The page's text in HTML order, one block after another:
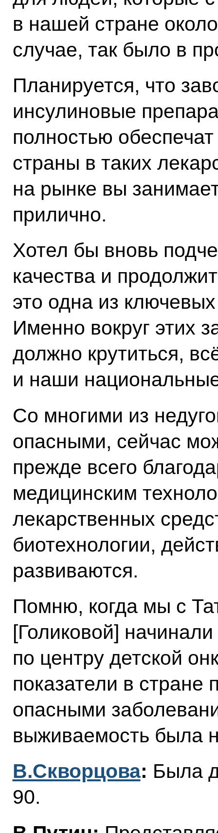
в нашей стране
случае, так было в
Планируется, что
инсулиновые
полностью
страны в таких
на рынке вы
прилично.
Хотел бы вновь
качества и
это одна из
Именно вокруг этих
должно крутиться,
и наши
Со многими из
опасными, сейчас
прежде всего
медицинским
лекарственных
биотехнологии,
развиваются.
Помню, когда мы с
[Голиковой]
по центру детской
показатели в стране
опасными
выживаемость была
В.Скворцова: Была
90.